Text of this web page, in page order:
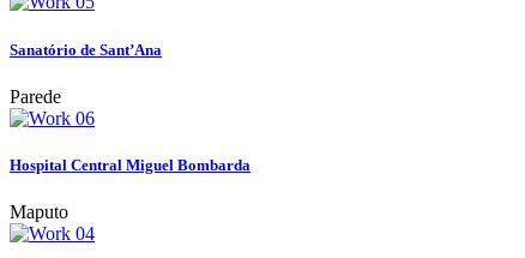
Sanatório de Sant’Ana
Parede
Hospital Central Miguel Bombarda
Maputo